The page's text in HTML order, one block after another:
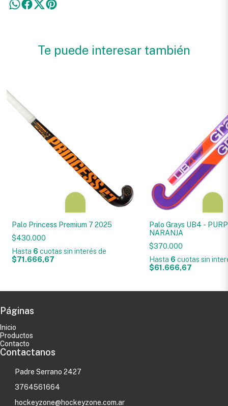
Te puede interesar también
Palo Princess Premium 7 2025
$430.000
Hasta 6 cuotas sin interés de
$71.666,67
Palo Grays UB4 -
NARANJA
$370.000
Hasta 6 cuotas sin
$61.666,67
Páginas
Inicio
Productos
Contacto
Contactanos
Padre Serrano 2427
3764561664
hockeyzone@hockeyzone.com.ar